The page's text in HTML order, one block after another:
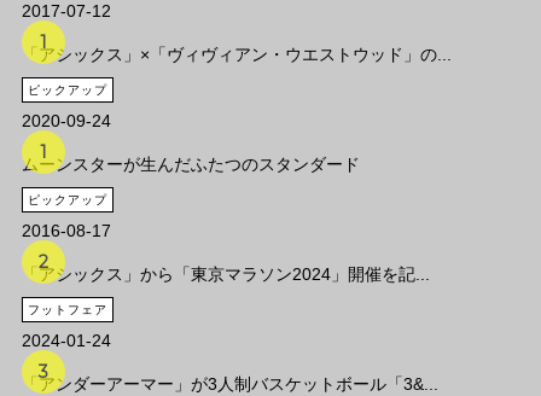
2017-07-12
「アシックス」×「ヴィヴィアン・ウエストウッド」の...
ピックアップ
2020-09-24
ムーンスターが生んだふたつのスタンダード
ピックアップ
2016-08-17
「アシックス」から「東京マラソン2024」開催を記...
フットフェア
2024-01-24
「アンダーアーマー」が3人制バスケットボール「3&...